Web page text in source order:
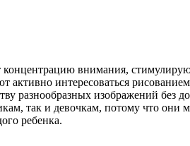
внимания,
интересоваться
разнообразных изображений без
так и девочкам, потому что они
ребенка.